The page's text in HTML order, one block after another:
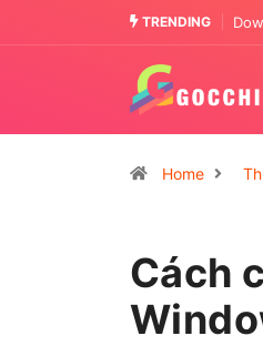
TRENDING Tải
Home
Cách